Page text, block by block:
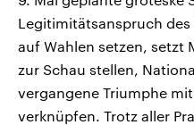
Legitimitätsanspruch des
auf Wahlen setzen, setzt
zur Schau stellen,
vergangene Triumphe
verknüpfen. Trotz aller